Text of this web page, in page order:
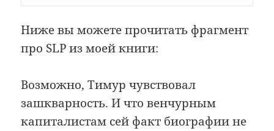
Ниже вы можете прочитать фрагмент
про SLP из моей книги:
Возможно, Тимур чувствовал
зашкварность. И что венчурным
капиталистам сей факт биографии не